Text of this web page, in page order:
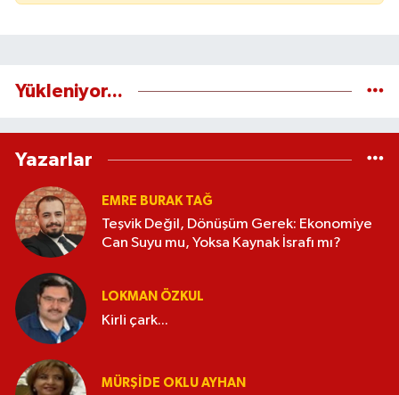
Yükleniyor...
Yazarlar
EMRE BURAK TAĞ
Teşvik Değil, Dönüşüm Gerek: Ekonomiye
Can Suyu mu, Yoksa Kaynak İsrafı mı?
LOKMAN ÖZKUL
Kirli çark...
MÜRŞIDE OKLU AYHAN